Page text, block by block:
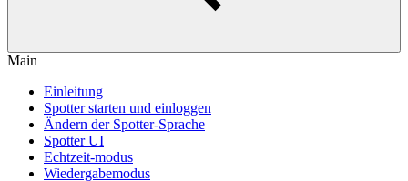
Main
Einleitung
Spotter starten und einloggen
Ändern der Spotter-Sprache
Spotter UI
Echtzeit-modus
Wiedergabemodus